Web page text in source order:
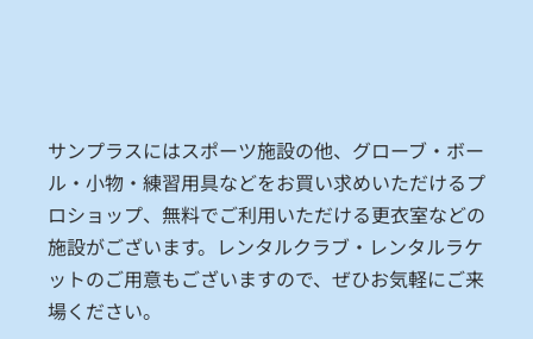
サンプラスにはスポーツ施設の他、グローブ・ボー
ル・小物・練習用具などをお買い求めいただけるプ
ロショップ、無料でご利用いただける更衣室などの
施設がございます。レンタルクラブ・レンタルラケ
ットのご用意もございますので、ぜひお気軽にご来
場ください。